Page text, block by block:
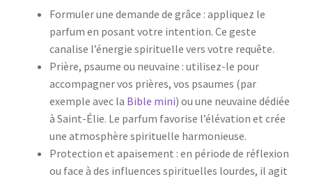
Formuler une demande de grâce : appliquez le
parfum en posant votre intention. Ce geste
canalise l’énergie spirituelle vers votre requête.
Prière, psaume ou neuvaine : utilisez-le pour
accompagner vos prières, vos psaumes (par
exemple avec la Bible mini) ou une neuvaine dédiée
à Saint-Élie. Le parfum favorise l’élévation et crée
une atmosphère spirituelle harmonieuse.
Protection et apaisement : en période de réflexion
ou face à des influences spirituelles lourdes, il agit